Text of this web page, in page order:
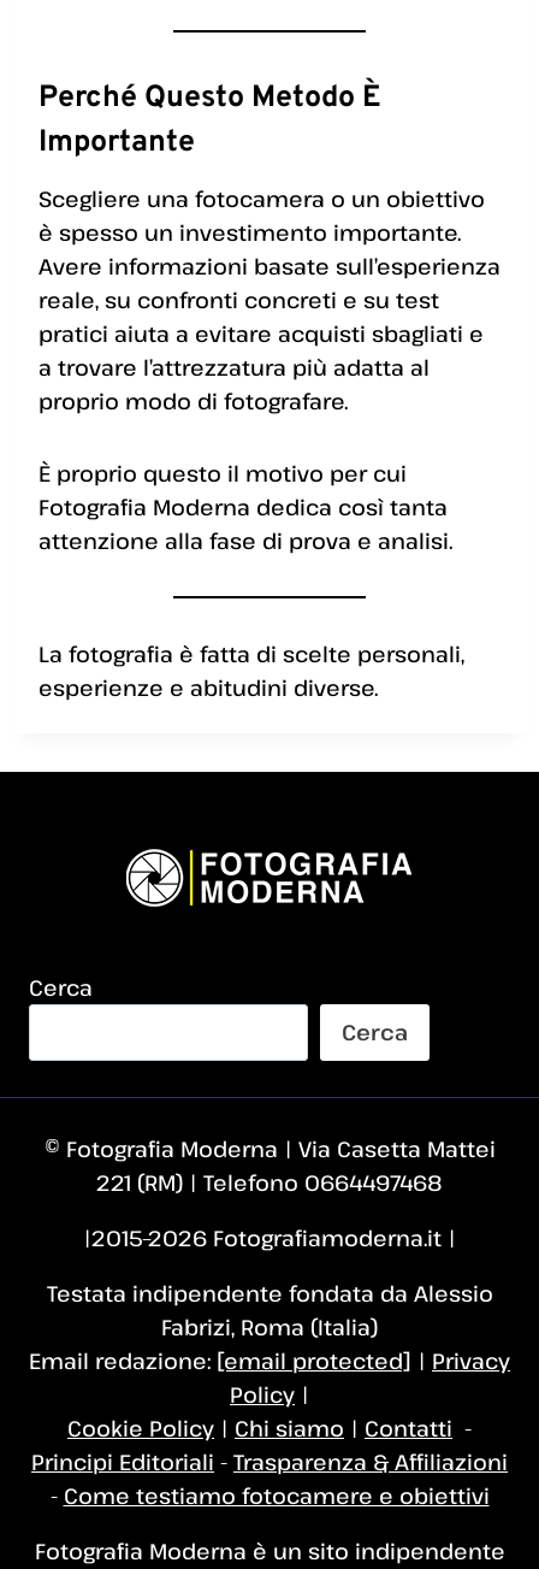
Perché Questo Metodo È
Importante
Scegliere una fotocamera o un obiettivo
è spesso un investimento importante.
Avere informazioni basate sull’esperienza
reale, su confronti concreti e su test
pratici aiuta a evitare acquisti sbagliati e
a trovare l’attrezzatura più adatta al
proprio modo di fotografare.
È proprio questo il motivo per cui
Fotografia Moderna dedica così tanta
attenzione alla fase di prova e analisi.
La fotografia è fatta di scelte personali,
esperienze e abitudini diverse.
Cerca
Cerca
© Fotografia Moderna | Via Casetta Mattei
221 (RM) | Telefono 0664497468
|2015–2026 Fotografiamoderna.it |
Testata indipendente fondata da Alessio
Fabrizi, Roma (Italia)
Email redazione: [email protected] | Privacy
Policy |
Cookie Policy | Chi siamo | Contatti -
Principi Editoriali - Trasparenza & Affiliazioni
- Come testiamo fotocamere e obiettivi
Fotografia Moderna è un sito indipendente